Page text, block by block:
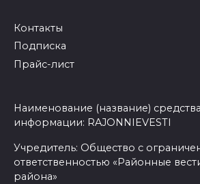
Контакты
Подписка
Прайс-лист
Наименование (название)
информации: RAJONNIEVESTI
Учредитель: Общество с
ответственностью «Районные
района»